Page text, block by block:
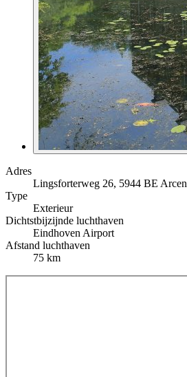
Adres
Lingsforterweg 26, 5944 BE Arcen
Type
Exterieur
Dichtstbijzijnde luchthaven
Eindhoven Airport
Afstand luchthaven
75 km